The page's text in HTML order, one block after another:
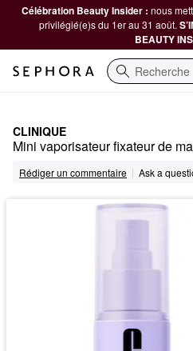
Célébration Beauty Insider : nous
privilégié(e)s du 1er au 31 août.
BEAUTY
Recherche
CLINIQUE
Mini vaporisateur fixateur de
Rédiger un commentaire | Ask a